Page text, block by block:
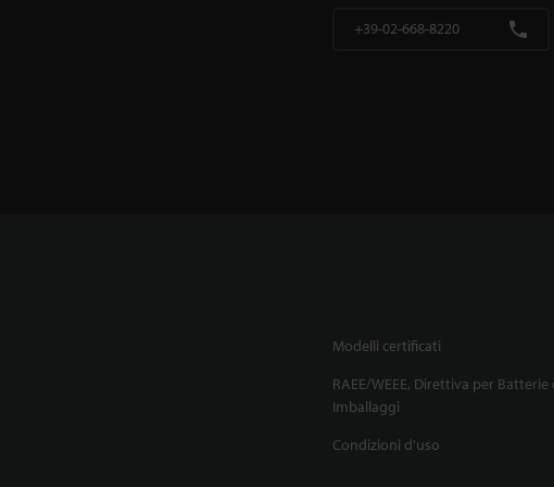
+39-02-668-8220
Modelli certificati
RAEE/WEEE, Direttiva per Batterie
Imballaggi
Condizioni d'uso